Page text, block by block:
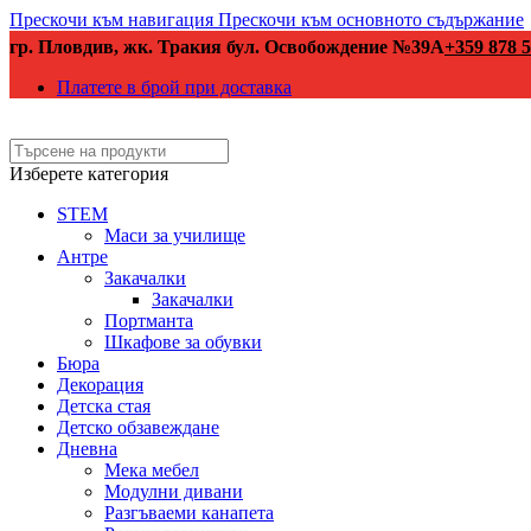
Прескочи към навигация Прескочи към основното съдържание
гр. Пловдив, жк. Тракия бул. Освобождение №39А+359 878
Платете в брой при доставка
Изберете категория
STEM
Маси за училище
Антре
Закачалки
Закачалки
Портманта
Шкафове за обувки
Бюра
Декорация
Детска стая
Детско обзавеждане
Дневна
Мека мебел
Модулни дивани
Разгъваеми канапета